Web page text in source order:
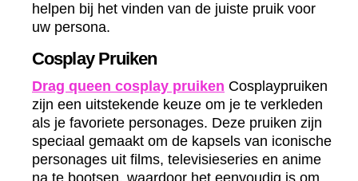
helpen bij het vinden van de juiste pruik voor
uw persona.
Cosplay Pruiken
Drag queen cosplay pruiken Cosplaypruiken
zijn een uitstekende keuze om je te verkleden
als je favoriete personages. Deze pruiken zijn
speciaal gemaakt om de kapsels van iconische
personages uit films, televisieseries en anime
na te bootsen, waardoor het eenvoudig is om